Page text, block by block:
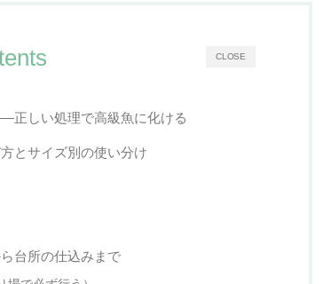
CLOSE
正しい処理で高級魚に化ける
とサイズ別の使い分け
台所の仕込みまで